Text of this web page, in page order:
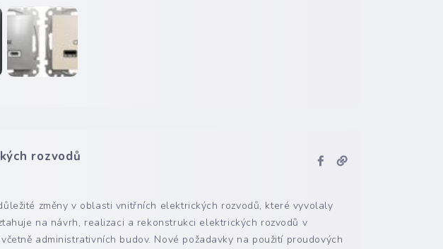
rozvodů
změny v oblasti vnitřních elektrických rozvodů, které vyvolaly
na návrh, realizaci a rekonstrukci elektrických rozvodů v
administrativních budov. Nové požadavky na použití proudových